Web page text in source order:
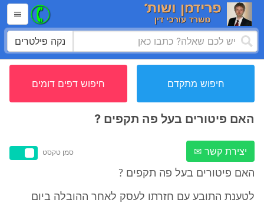
נקה פילטרים
חיפוש מתקדם חיפוש דפים דומים
האם פיטורים בעל פה תקפים ?
יצירת קשר ✉ סמן טקסט
האם פיטורים בעל פה תקפים ?
לטענת התובע עם חזרתו לעסק לאחר ההובלה ביום